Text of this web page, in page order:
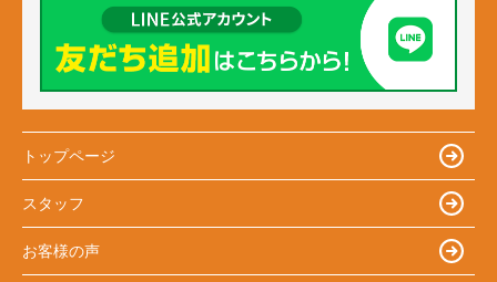
トップページ
スタッフ
お客様の声